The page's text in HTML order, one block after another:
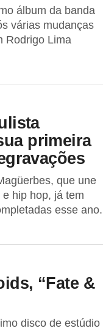
álbum da banda
várias mudanças
Rodrigo Lima
primeira
que une
hip hop, já tem
esse ano.
“Fate &
disco de estúdio